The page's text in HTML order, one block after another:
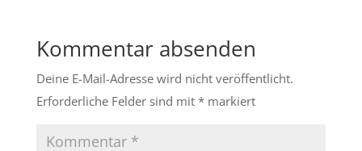
Kommentar absenden
Deine E-Mail-Adresse wird nicht veröffentlicht.
Erforderliche Felder sind mit *markiert